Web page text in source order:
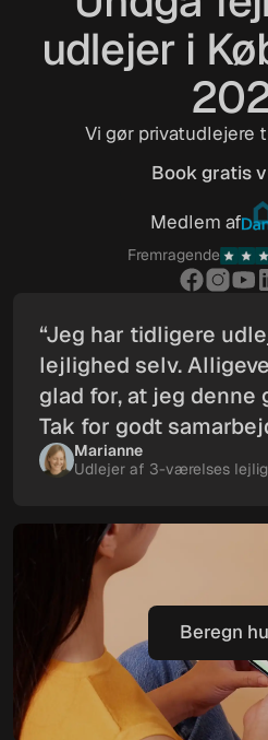
udlejer i
Vi gør privatudlejere
Book gratis
Book gratis
Medlem af
Fremragende
“Jeg har tidligere
lejlighed selv.
glad for, at jeg
Tak for godt
Marianne
Udlejer af 3-værelses
Beregn
Beregn